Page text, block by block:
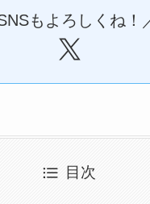
もよろしくね！
X
目次